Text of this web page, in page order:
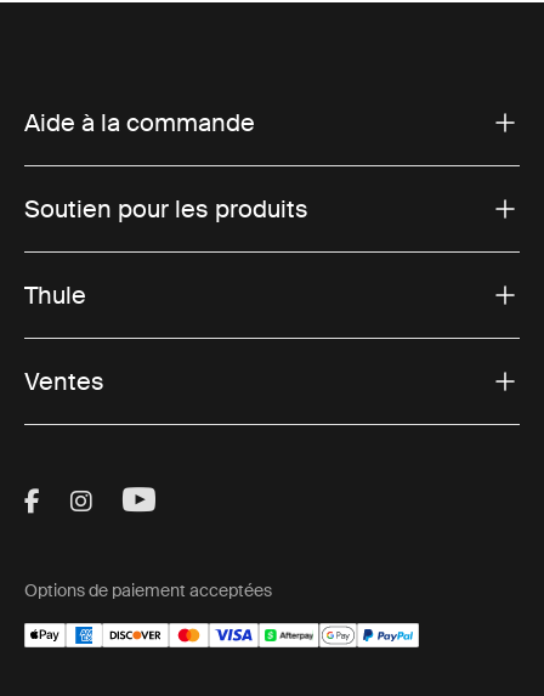
Aide à la commande
Soutien pour les produits
Thule
Ventes
Visit Thule on Facebook (external link)
Visit Thule on Instagram (external link)
Visit Thule on Youtube (external
Options de paiement acceptées